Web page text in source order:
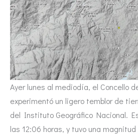
Ayer lunes al mediodía, el Concello
experimentó un ligero temblor de
del Instituto Geográfico Nacional.
las 12:06 horas, y tuvo una